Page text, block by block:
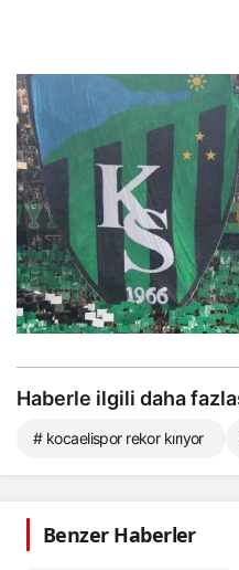
Haberle ilgili daha
# kocaelispor rekor kırıyor
Benzer Haberler